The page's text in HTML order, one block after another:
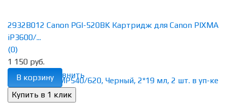
избранное сравнить
2932B012 Canon PGI-520BK Картридж для Canon PIXMA
iP3600/...
(0)
1 150 руб.
В корзину